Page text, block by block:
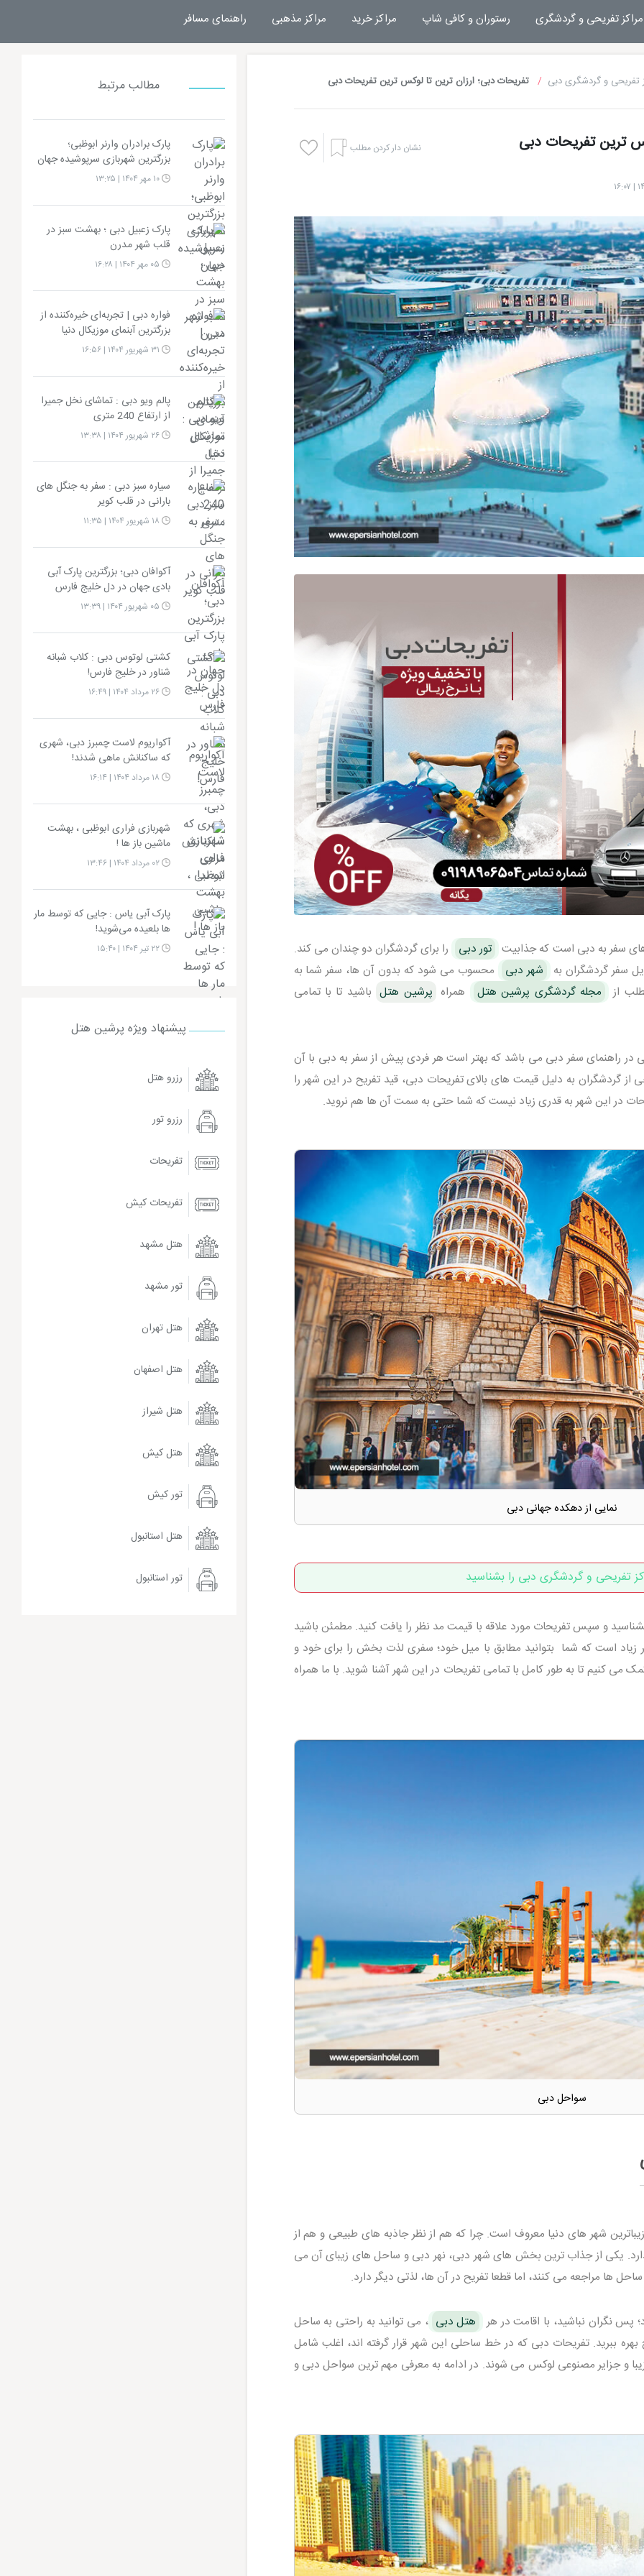
مراکز تفریحی و گردشگری رستوران و کافی شاپ مراکز خرید مراکز مذهبی راهنمای مسافر
تفریحی و گردشگری دبی تفریحات دبی؛ ارزان ترین تا لوکس ترین تفریحات دبی
ترین تفریحات دبی نشان دار کردن مطلب
سفر به دبی است که جذابیت تور دبی
را برای گردشگران دو چندان می کند.
سفر گردشگران به
شهر دبی
محسوب می شود که بدون آن ها، سفر شما به
از
مجله گردشگری پرشین هتل همراه پرشین هتل باشید تا با تمامی
در راهنمای سفر دبی می باشد که بهتر است هر فردی پیش از سفر به دبی با آن
گردشگران به دلیل قیمت های بالای تفریحات دبی، قید تفریح در این شهر را
در این شهر به قدری زیاد نیست که شما حتی به سمت آن ها هم نروید.
نمایی از دهکده جهانی دبی
تفریحی و گردشگری دبی را بشناسید
و سپس تفریحات مورد علاقه با قیمت مد نظر را یافت کنید. مطمئن باشید
زیاد است که شما بتوانید مطابق با میل خود؛ سفری لذت بخش را برای خود و
می کنیم تا به طور کامل با تمامی تفریحات در این شهر آشنا شوید. با ما همراه
سواحل دبی
شهر های دنیا معروف است. چرا که هم از نظر جاذبه های طبیعی و هم از
دارد. یکی از جذاب ترین بخش های شهر دبی، نهر دبی و ساحل های زیبای آن می
ها مراجعه می کنند، اما قطعا تفریح در آن ها، لذتی دیگر دارد.
هتل دبی ، می توانید به راحتی به ساحل
ببرید. تفریحات دبی که در خط ساحلی این شهر قرار گرفته اند، اغلب شامل
و جزایر مصنوعی لوکس می شوند. در ادامه به معرفی مهم ترین سواحل دبی و
مطالب مرتبط
پارک برادران وارنر ابوظبی؛
بزرگترین شهربازی سرپوشیده جهان
۱۰ مهر ۱۴۰۴ | ۱۳:۲۵
پارک زعبیل دبی ؛ بهشت سبز در
قلب شهر مدرن
فواره دبی | تجربه‌ای خیره‌کننده از
بزرگترین آبنمای موزیکال دنیا
پالم ویو دبی : تماشای نخل جمیرا
از ارتفاع 240 متری
۲۶ شهریور ۱۴۰۴ | ۱۳:۳۸
سیاره سبز دبی : سفر به جنگل‌ های
بارانی در قلب کویر
آکوافان دبی؛ بزرگترین پارک آبی
بادی جهان در دل خلیج فارس
کشتی لوتوس دبی : کلاب شبانه
شناور در خلیج فارس!
۲۶ مرداد ۱۴۰۴ | ۱۶:۴۹
آکواریوم لاست چمبرز دبی، شهری
که ساکنانش ماهی شدند!
شهربازی فراری ابوظبی ، بهشت
ماشین باز ها !
۰۲ مرداد ۱۴۰۴ | ۱۳:۴۶
پارک آبی یاس : جایی که توسط مار
ها بلعیده می‌شوید!
۲۲ تیر ۱۴۰۴ | ۱۵:۴۰
پیشنهاد ویژه پرشین هتل
رزرو هتل
رزرو تور
تفریحات
تفریحات کیش
هتل مشهد
تور مشهد
هتل تهران
هتل اصفهان
هتل شیراز
هتل کیش
تور کیش
هتل استانبول
تور استانبول